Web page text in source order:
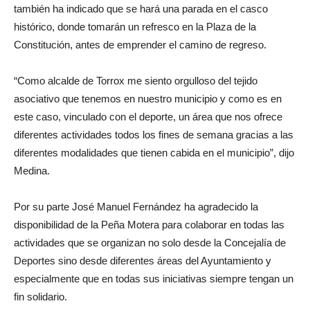
también ha indicado que se hará una parada en el casco
histórico, donde tomarán un refresco en la Plaza de la
Constitución, antes de emprender el camino de regreso.
“Como alcalde de Torrox me siento orgulloso del tejido
asociativo que tenemos en nuestro municipio y como es en
este caso, vinculado con el deporte, un área que nos ofrece
diferentes actividades todos los fines de semana gracias a las
diferentes modalidades que tienen cabida en el municipio”, dijo
Medina.
Por su parte José Manuel Fernández ha agradecido la
disponibilidad de la Peña Motera para colaborar en todas las
actividades que se organizan no solo desde la Concejalía de
Deportes sino desde diferentes áreas del Ayuntamiento y
especialmente que en todas sus iniciativas siempre tengan un
fin solidario.